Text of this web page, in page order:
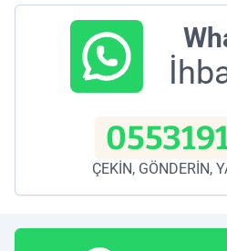
ÇEKİN, GÖNDERİN,